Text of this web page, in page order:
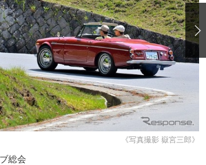
ト 愛車 File
ストップ！不具合修理＆粗悪修理
洗車
き コーティング
ング
防錆
粗悪修理
カーメーカー「旧車」関連プロジェ
プロショップ検索
《写真撮影 嶽宮三郎》
総会